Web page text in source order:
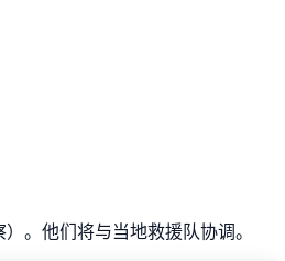
。他们将与当地救援队协调。